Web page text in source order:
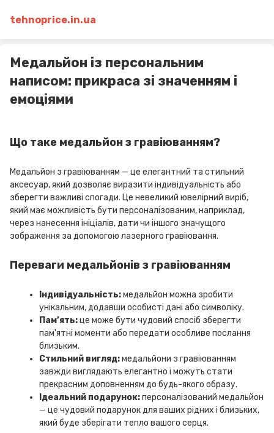
tehnoprice.in.ua
Медальйон із персональним
написом: прикраса зі значенням і
емоціями
Що таке медальйон з гравіюванням?
Медальйон з гравіюванням — це елегантний та стильний
аксесуар, який дозволяє виразити індивідуальність або
зберегти важливі спогади. Це невеликий ювелірний виріб,
який має можливість бути персоналізованим, наприклад,
через нанесення ініціалів, дати чи іншого значущого
зображення за допомогою лазерного гравіювання.
Переваги медальйонів з гравіюванням
Індивідуальність:медальйон можна зробити
унікальним, додавши особисті дані або символіку.
Пам’ять:це може бути чудовий спосіб зберегти
пам'ятні моменти або передати особливе послання
близьким.
Стильний вигляд:медальйони з гравіюванням
завжди виглядають елегантно і можуть стати
прекрасним доповненням до будь-якого образу.
Ідеальний подарунок:персоналізований медальйон
— це чудовий подарунок для ваших рідних і близьких,
який буде зберігати тепло вашого серця.